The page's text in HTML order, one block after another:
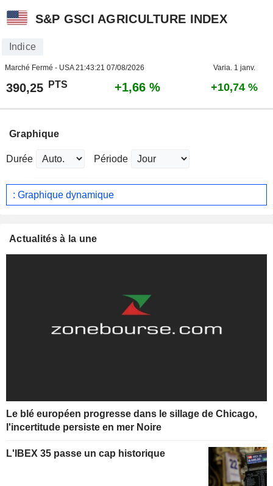
S&P GSCI AGRICULTURE INDEX
Indice
Marché Fermé - USA21:43:21 07/08/2026 Varia. 1 janv.
390,25 PTS +1,66 % +10,74 %
Graphique
Durée Période
: Graphique dynamique
Actualités à la une
Le blé européen progresse dans le sillage de Chicago,
l'incertitude persiste en mer Noire
L'IBEX 35 passe un cap historique